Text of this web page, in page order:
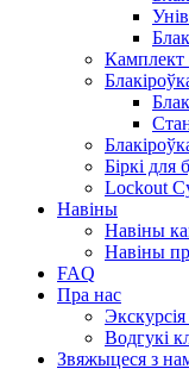
Камплект
Біркі для
Lockout
Навіны
Навіны
Навіны
FAQ
Пра нас
Водгукі
Звяжыцеся з